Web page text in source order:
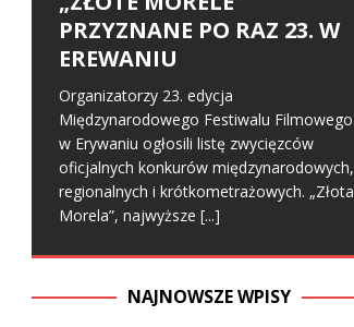
PRZYZNANE PO RAZ 23. W
EREWANIU
Organizatorzy 23. edycja
Międzynarodowego Festiwalu Filmowego
w Erywaniu ogłosili listę zwycięzców
oficjalnych konkurów międzynarodowych,
regionalnych i krótkometrażowych. „Złota
Morela”, najwyższe [...]
NAJNOWSZE WPISY